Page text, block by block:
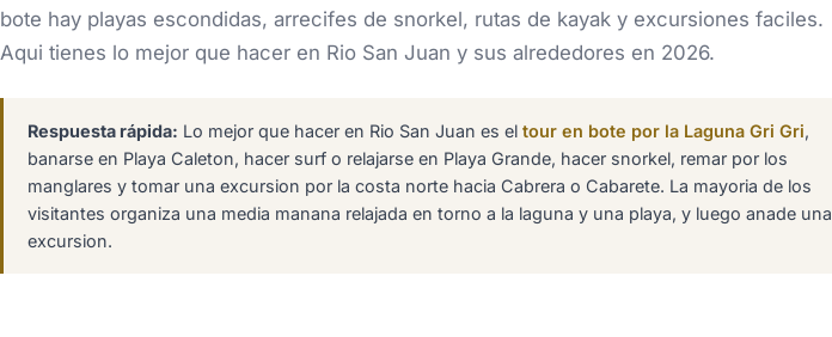
bote hay playas escondidas, arrecifes de snorkel, rutas de kayak y excursiones faciles.
Aqui tienes lo mejor que hacer en Rio San Juan y sus alrededores en 2026.
Respuesta rápida: Lo mejor que hacer en Rio San Juan es el tour en bote por la Laguna Gri Gri,
banarse en Playa Caleton, hacer surf o relajarse en Playa Grande, hacer snorkel, remar por los
manglares y tomar una excursion por la costa norte hacia Cabrera o Cabarete. La mayoria de los
visitantes organiza una media manana relajada en torno a la laguna y una playa, y luego anade una
excursion.